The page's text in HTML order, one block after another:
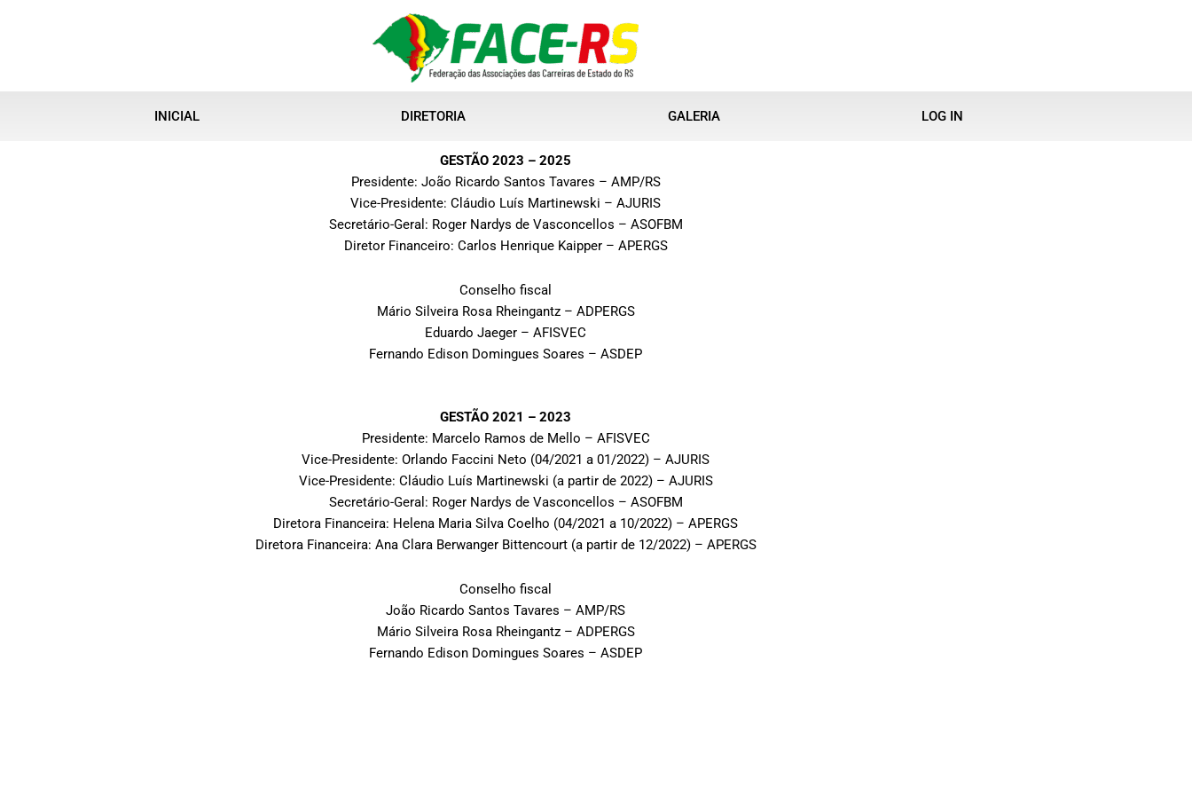
INICIAL DIRETORIA GALERIA LOG IN
GESTÃO 2023 – 2025
Presidente: João Ricardo Santos Tavares – AMP/RS
Vice-Presidente: Cláudio Luís Martinewski – AJURIS
Secretário-Geral: Roger Nardys de Vasconcellos – ASOFBM
Diretor Financeiro: Carlos Henrique Kaipper – APERGS
Conselho fiscal
Mário Silveira Rosa Rheingantz – ADPERGS
Eduardo Jaeger – AFISVEC
Fernando Edison Domingues Soares – ASDEP
GESTÃO 2021 – 2023
Presidente: Marcelo Ramos de Mello – AFISVEC
Vice-Presidente: Orlando Faccini Neto (04/2021 a 01/2022) – AJURIS
Vice-Presidente: Cláudio Luís Martinewski (a partir de 2022) – AJURIS
Secretário-Geral: Roger Nardys de Vasconcellos – ASOFBM
Diretora Financeira: Helena Maria Silva Coelho (04/2021 a 10/2022) – APERGS
Diretora Financeira: Ana Clara Berwanger Bittencourt (a partir de 12/2022) – APERGS
Conselho fiscal
João Ricardo Santos Tavares – AMP/RS
Mário Silveira Rosa Rheingantz – ADPERGS
Fernando Edison Domingues Soares – ASDEP